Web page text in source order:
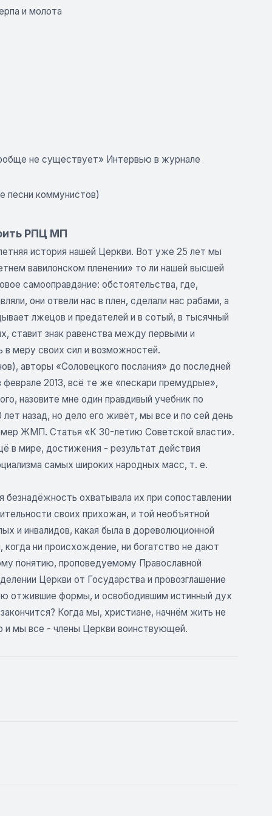
и молота
не существует» Интервью в журнале
песни коммунистов)
РПЦ МП
история нашей Церкви. Вот уже 25 лет мы
вавилонском пленении» то ли нашей высшей
самооправдание: обстоятельства, где,
они отвели нас в плен, сделали нас рабами, а
лжецов и предателей и в сотый, в тысячный
ставит знак равенства между первыми и
в меру своих сил и возможностей.
авторы «Соловецкого послания» до последней
2013, всё те же «пескари премудрые»,
назовите мне один правдивый учебник по
назад, но дело его живёт, мы все и по сей день
ЖМП. Статья «К 30-летию Советской власти».
в мире, достижения - результат действия
самых широких народных масс, т. е.
охватывала их при сопоставлении
своих прихожан, и той необъятной
и инвалидов, какая была в дореволюционной
ни происхождение, ни богатство не дают
понятию, проповедуемому Православной
Церкви от Государства и провозглашение
отжившие формы, и освободившим истинный дух
Когда мы, христиане, начнём жить не
и мы все - члены Церкви воинствующей.